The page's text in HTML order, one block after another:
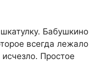
Бабушкино
всегда лежало
Простое